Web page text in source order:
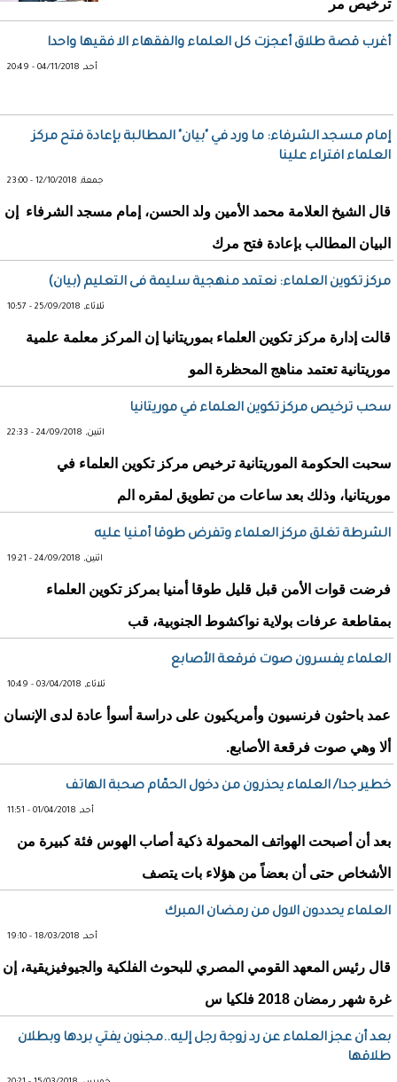
ترخيص مر
أغرب قصة طلاق أعجزت كل العلماء والفقهاء الا فقيها واحدا
أحد, 04/11/2018 - 20:49
إمام مسجد الشرفاء: ما ورد في "بيان" المطالبة بإعادة فتح مركز
العلماء افتراء علينا
جمعة, 12/10/2018 - 23:00
قال الشيخ العلامة محمد الأمين ولد الحسن، إمام مسجد الشرفاء إن
البيان المطالب بإعادة فتح مرك
مركز تكوين العلماء: نعتمد منهجية سليمة فى التعليم (بيان)
ثلاثاء, 25/09/2018 - 10:57
قالت إدارة مركز تكوين العلماء بموريتانيا إن المركز معلمة علمية
موريتانية تعتمد مناهج المحظرة المو
سحب ترخيص مركز تكوين العلماء في موريتانيا
اثنين, 24/09/2018 - 22:33
سحبت الحكومة الموريتانية ترخيص مركز تكوين العلماء في
موريتانيا، وذلك بعد ساعات من تطويق لمقره الم
الشرطة تغلق مركز العلماء وتفرض طوقا أمنيا عليه
اثنين, 24/09/2018 - 19:21
فرضت قوات الأمن قبل قليل طوقا أمنيا بمركز تكوين العلماء
بمقاطعة عرفات بولاية نواكشوط الجنوبية، قب
العلماء يفسرون صوت فرقعة الأصابع
ثلاثاء, 03/04/2018 - 10:49
عمد باحثون فرنسيون وأمريكيون على دراسة أسوأ عادة لدى الإنسان
ألا وهي صوت فرقعة الأصابع.
خطير جدا/ العلماء يحذرون من دخول الحمّام صحبة الهاتف
أحد, 01/04/2018 - 11:51
بعد أن أصبحت الهواتف المحمولة ذكية أصاب الهوس فئة كبيرة من
الأشخاص حتى أن بعضاً من هؤلاء بات يتصف
العلماء يحددون الاول من رمضان المبرك
أحد, 18/03/2018 - 19:10
قال رئيس المعهد القومي المصري للبحوث الفلكية والجيوفيزيقية، إن
غرة شهر رمضان 2018 فلكيا س
بعد أن عجز العلماء عن رد زوجة رجل إليه..مجنون يفتي بردها وبطلان
طلاقها